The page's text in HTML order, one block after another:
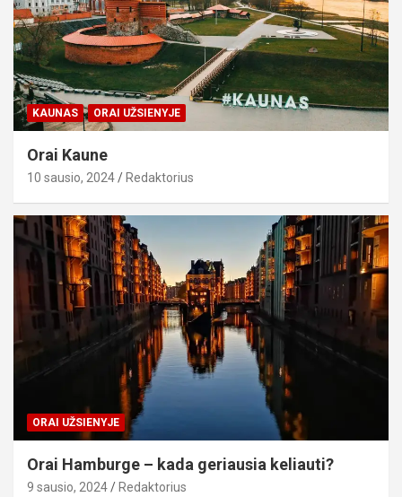
KAUNAS ORAI UŽSIENYJE
Orai Kaune
10 sausio, 2024 Redaktorius
ORAI UŽSIENYJE
Orai Hamburge – kada geriausia keliauti?
9 sausio, 2024 Redaktorius